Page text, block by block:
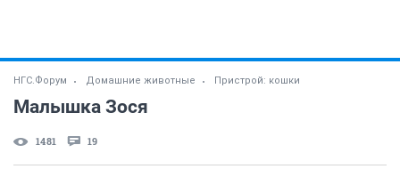
НГС.Форум Домашние животные Пристрой: кошки
Малышка Зося
1481 19